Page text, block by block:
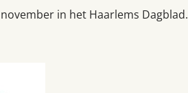
in het Haarlems Dagblad.